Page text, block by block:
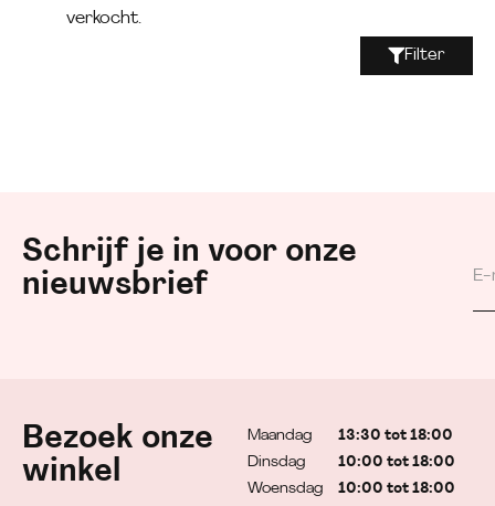
verkocht.
Filter
Schrijf je in voor onze
nieuwsbrief
Bezoek onze
winkel
Maandag
Dinsdag
Woensdag
13:30 tot 18:00
10:00 tot 18:00
10:00 tot 18:00